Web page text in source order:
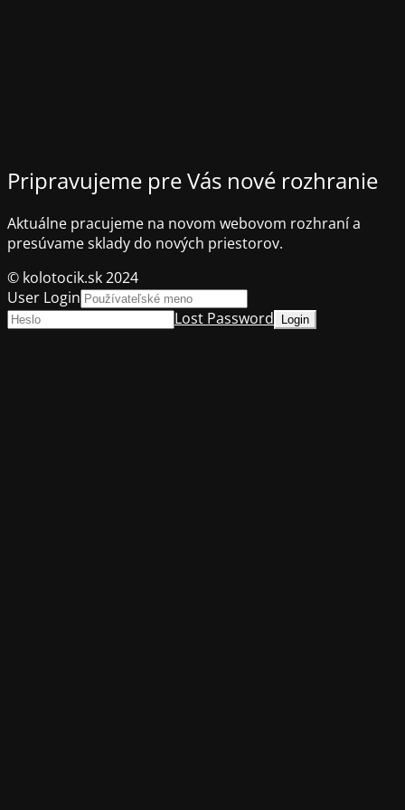
Pripravujeme pre Vás nové rozhranie
Aktuálne pracujeme na novom webovom rozhraní a
presúvame sklady do nových priestorov.
© kolotocik.sk 2024
User Login
Lost Password